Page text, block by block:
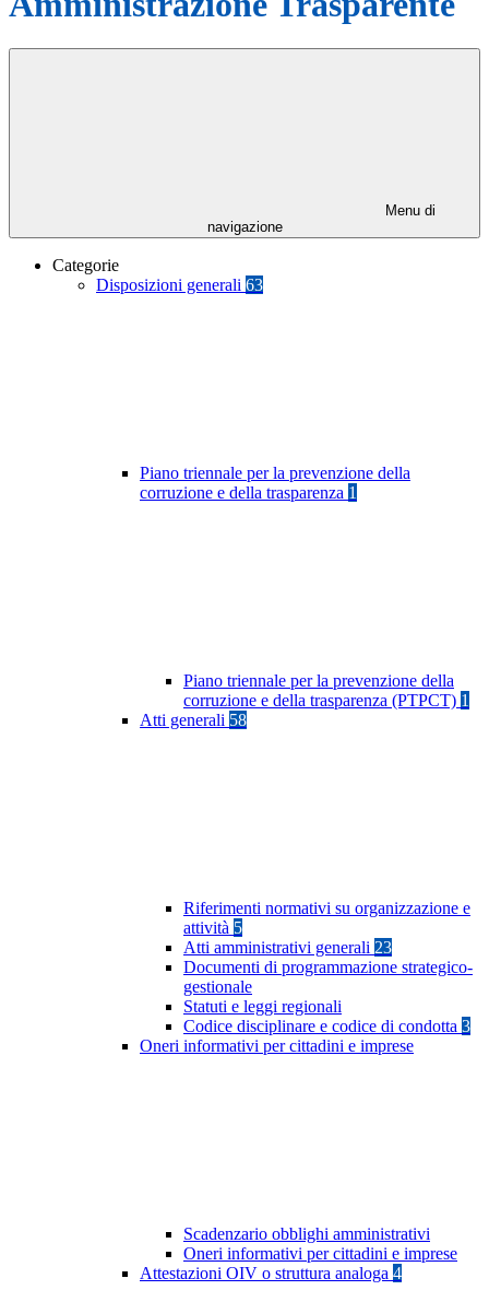
Menu di
navigazione
Categorie
Disposizioni generali 63
Piano triennale per la prevenzione della
corruzione e della trasparenza 1
Piano triennale per la prevenzione della
corruzione e della trasparenza (PTPCT) 1
Atti generali 58
Riferimenti normativi su organizzazione e
attività 5
Atti amministrativi generali 23
Documenti di programmazione strategico-
gestionale
Statuti e leggi regionali
Codice disciplinare e codice di condotta 3
Oneri informativi per cittadini e imprese
Scadenzario obblighi amministrativi
Oneri informativi per cittadini e imprese
Attestazioni OIV o struttura analoga 4